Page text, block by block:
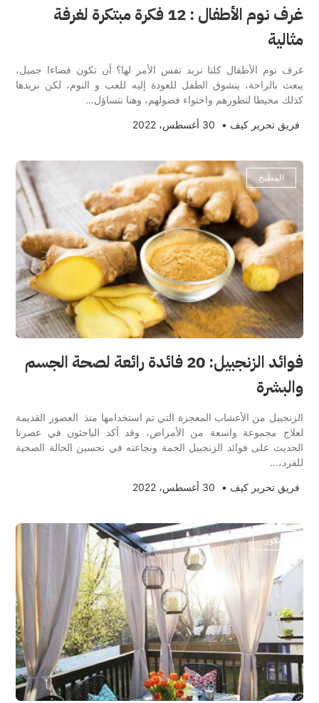
غرف نوم الأطفال : 12 فكرة مبتكرة لغرفة
مثالية
غرف نوم الأطفال كلنا نريد نفس الأمر لها؟ أن تكون فضاءا جميل،
يبعث بالراحة، يتشوق الطفل للعودة إليه للعب و النوم، لكن نريدها
كذلك محيطا لتطورهم واحتواء فضولهم، وهنا نتساؤل…
فريق تحرير كيف • 30 أغسطس، 2022
المطبخ
فوائد الزنجبيل: 20 فائدة رائعة لصحة الجسم
والبشرة
الزنجبيل من الأعشاب المعجزة التي تم استخدامها منذ العصور القديمة
لعلاج مجموعة واسعة من الأمراض، وقد أكد الباحثون في عصرنا
الحديث على فوائد الزنجبيل الجمة ونجاعته في تحسين الحالة الصحية
للفرد،…
فريق تحرير كيف • 30 أغسطس، 2022
ديكور